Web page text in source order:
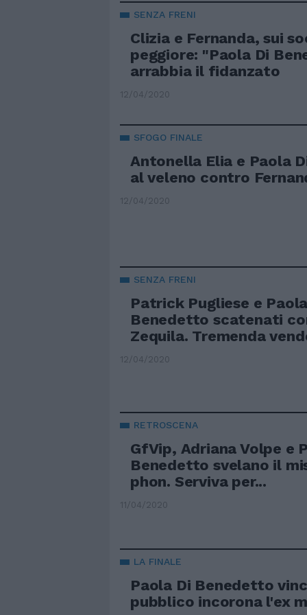
SENZA FRENI
Clizia e Fernanda, sui
peggiore: "Paola Di
arrabbia il fidanzato
12/04/2020
SFOGO FINALE
Antonella Elia e Paola
al veleno contro
12/04/2020
SENZA FRENI
Patrick Pugliese e
Benedetto scatenati
Zequila. Tremenda
12/04/2020
RETROSCENA
GfVip, Adriana Volpe e
Benedetto svelano il
phon. Serviva per...
11/04/2020
LA FINALE
Paola Di Benedetto
pubblico incorona l'ex